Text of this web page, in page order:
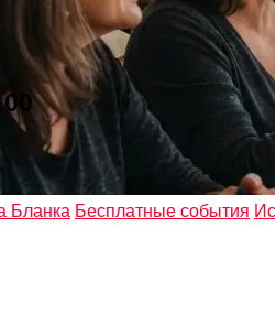
Бланка Бесплатные события